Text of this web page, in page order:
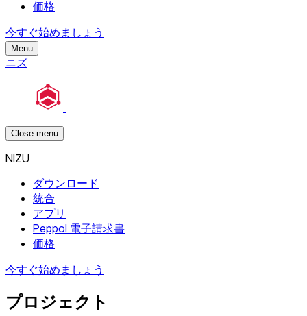
価格
今すぐ始めましょう
Menu
ニズ
Close menu
NIZU
ダウンロード
統合
アプリ
Peppol 電子請求書
価格
今すぐ始めましょう
プロジェクト